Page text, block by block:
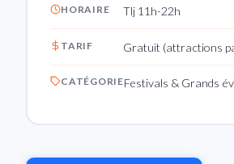
HORAIRE Tlj 11h-22h
TARIF Gratuit (attractions
CATÉGORIEFestivals & Grands